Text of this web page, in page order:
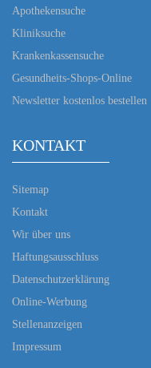
Apothekensuche
Kliniksuche
Krankenkassensuche
Gesundheits-Shops-Online
Newsletter kostenlos bestellen
KONTAKT
Sitemap
Kontakt
Wir über uns
Haftungsausschluss
Datenschutzerklärung
Online-Werbung
Stellenanzeigen
Impressum